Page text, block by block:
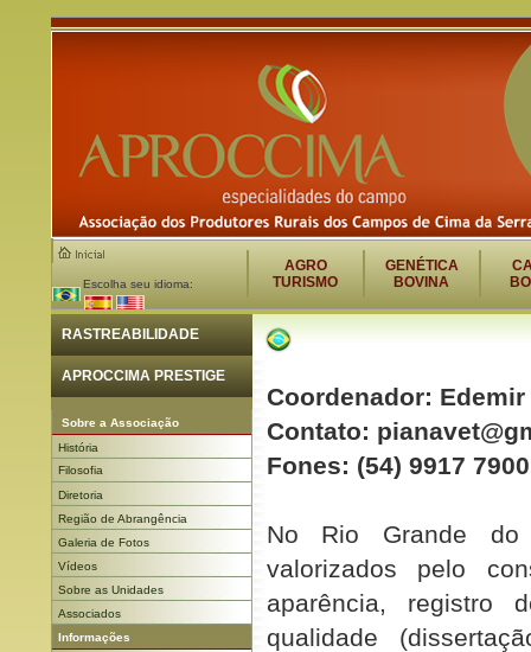
Escolha seu idioma:
AGRO
TURISMO
GENÉTICA
BOVINA
RASTREABILIDADE
APROCCIMA PRESTIGE
Sobre a Associação
História
Filosofia
Diretoria
Região de Abrangência
Galeria de Fotos
Vídeos
Sobre as Unidades
Associados
Informações
Coordenador:
Contato:
Fones: (54) 9917 7900
No Rio Grande
valorizados pelo
aparência, registro
qualidade